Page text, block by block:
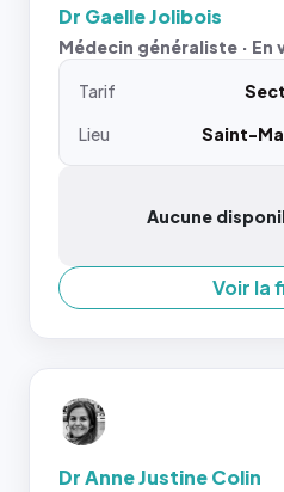
Dr Gaelle Jolibois
Médecin généraliste · En
Tarif
Lieu
Saint-
Aucune
Voir la
Dr Anne Justine Colin